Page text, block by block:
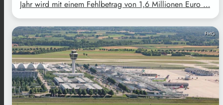
Jahr wird mit einem Fehlbetrag von 1,6 Millionen Euro …
FMG